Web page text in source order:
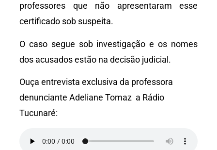
professores que não apresentaram esse
certificado sob suspeita.
O caso segue sob investigação e os nomes
dos acusados estão na decisão judicial.
Ouça entrevista exclusiva da professora
denunciante Adeliane Tomaz a Rádio
Tucunaré: